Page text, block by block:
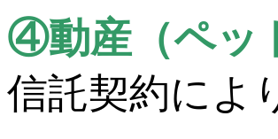
④動産（ペッ
信託契約によ